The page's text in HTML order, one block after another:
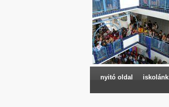
nyitó oldal iskolánk